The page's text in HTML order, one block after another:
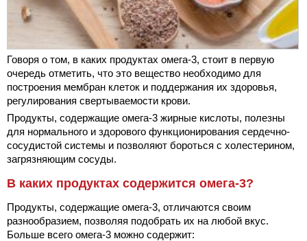
Говоря о том, в каких продуктах омега-3, стоит в первую
очередь отметить, что это вещество необходимо для
построения мембран клеток и поддержания их здоровья,
регулирования свертываемости крови.
Продукты, содержащие омега-3 жирные кислоты, полезны
для нормального и здорового функционирования сердечно-
сосудистой системы и позволяют бороться с холестерином,
загрязняющим сосуды.
В каких продуктах содержится омега-3?
Продукты, содержащие омега-3, отличаются своим
разнообразием, позволяя подобрать их на любой вкус.
Больше всего омега-3 можно содержит: